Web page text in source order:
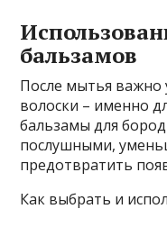
бальзамов
После мытья важно
волоски – именно
бальзамы для
послушными,
предотвратить
Как выбрать и